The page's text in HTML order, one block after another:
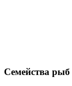
Семейства рыб